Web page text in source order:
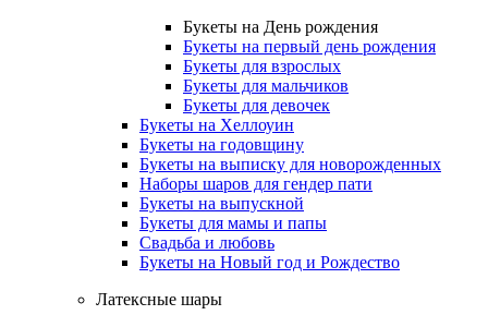
Букеты на День рождения
Букеты на первый день рождения
Букеты для взрослых
Букеты для мальчиков
Букеты для девочек
Букеты на Хеллоуин
Букеты на годовщину
Букеты на выписку для новорожденных
Наборы шаров для гендер пати
Букеты на выпускной
Букеты для мамы и папы
Свадьба и любовь
Букеты на Новый год и Рождество
Латексные шары